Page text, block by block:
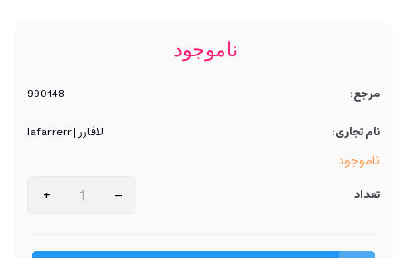
ناموجود
مرجع:
990148
نام تجاری:
لافارر | lafarrerr
ناموجود
تعداد -
+